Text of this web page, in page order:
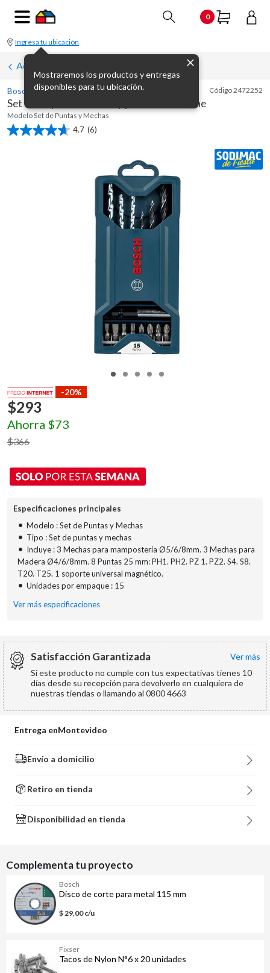
0
Ingresa tu ubicación
Mostraremos los productos y entregas
disponibles para tu ubicación.
Accesorios para taladros
Bosch Código2472252
Set de 15 piezas mechas y puntas Mini X-Line
ModeloSet de Puntas y Mechas
4.7 (6)
4.7
-20%
$293
Ahorra $73
$366
Especificaciones principales
• Modelo : Set de Puntas y Mechas
• Tipo : Set de puntas y mechas
• Incluye : 3 Mechas para mampostería Ø5/6/8mm. 3 Mechas para
Madera Ø4/6/8mm. 8 Puntas 25 mm: PH1. PH2. PZ 1. PZ2. S4. S8.
T20. T25. 1 soporte universal magnético.
• Unidades por empaque : 15
Ver más especificaciones
Satisfacción Garantizada
ver más
Si este producto no cumple con tus expectativas tienes 10
días desde su recepción para devolverlo en cualquiera de
nuestras tiendas o llamando al 0800 4663
Entrega enMontevideo
Envío a domicilio
Retiro en tienda
Disponibilidad en tienda
Complementa tu proyecto
Bosch
Disco de corte para metal 115 mm
$ 29,00 c/u
Fixser
Tacos de Nylon N°6 x 20 unidades